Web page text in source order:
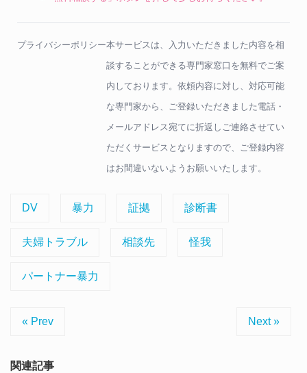
プライバシーポリシー本サービスは、入力いただきました内容を相
談することができる専門家窓口を無料でご案
内しております。依頼内容に対し、対応可能
な専門家から、ご登録いただきました電話・
メールアドレス宛てに折返しご連絡させてい
ただくサービスとなりますので、ご登録内容
はお間違いないようお願いいたします。
DV 暴力 証拠 診断書
夫婦トラブル 相談先 怪我
パートナー暴力
« Prev Next »
関連記事